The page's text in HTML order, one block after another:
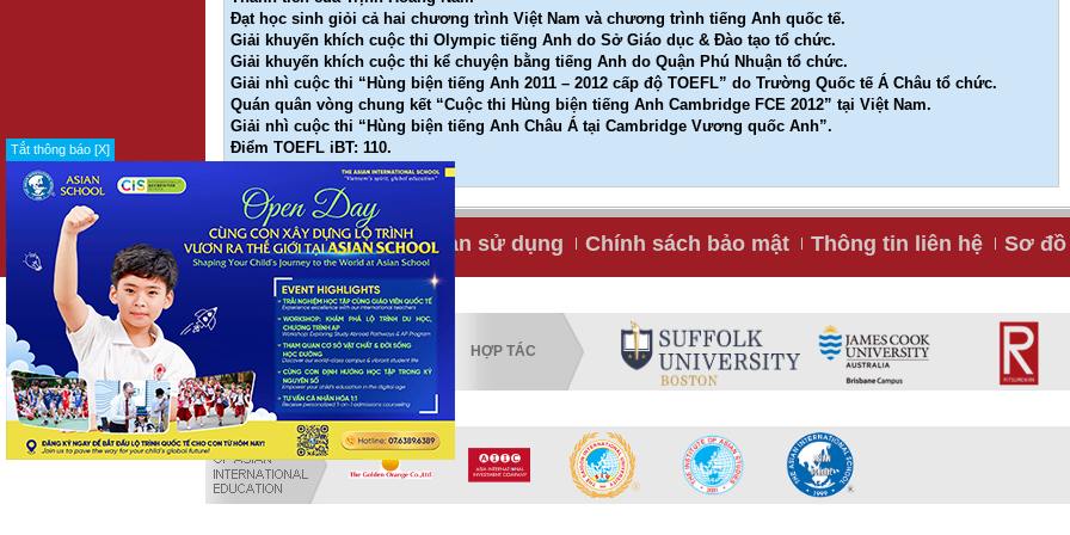
Tắt thông báo [X]
Đạt học sinh giỏi cả hai chương trình Việt Nam và chương trình tiếng Anh quốc tế.
Giải khuyến khích cuộc thi Olympic tiếng Anh do Sở Giáo dục & Đào tạo tổ chức.
Giải khuyến khích cuộc thi kể chuyện bằng tiếng Anh do Quận Phú Nhuận tổ chức.
Giải nhì cuộc thi “Hùng biện tiếng Anh 2011 – 2012 cấp độ TOEFL” do Trường Quốc tế Á Châu tổ chức.
Quán quân vòng chung kết “Cuộc thi Hùng biện tiếng Anh Cambridge FCE 2012” tại Việt Nam.
Giải nhì cuộc thi “Hùng biện tiếng Anh Châu Á tại Cambridge Vương quốc Anh”.
Điểm TOEFL iBT: 110.
Điểm SAT: 2110.
Tuyển dụng Điều khoản sử dụng Chính sách bảo mật Thông tin liên hệ Sơ
KIỂM ĐỊNH HỢP TÁC